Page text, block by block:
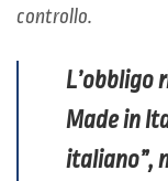
controllo.
L’obbligo
Made in
italiano”,